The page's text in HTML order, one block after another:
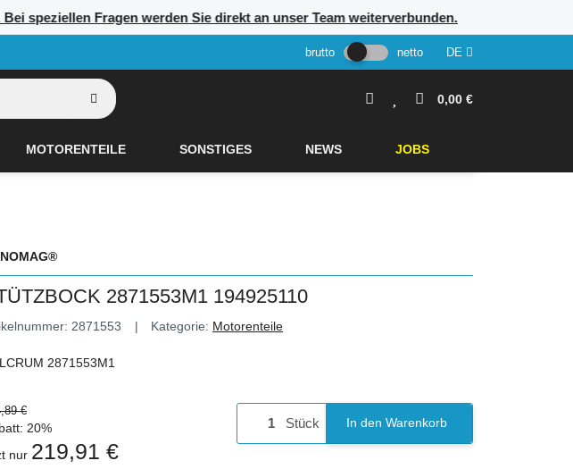
speziellen Fragen werden Sie direkt an unser Team weiterverbunden.
brutto netto DE
0,00 €
MOTORENTEILE SONSTIGES NEWS JOBS
2871553M1 194925110
2871553 Kategorie: Motorenteile
2871553M1
€
20%
nur 219,91 €
Stück In den Warenkorb